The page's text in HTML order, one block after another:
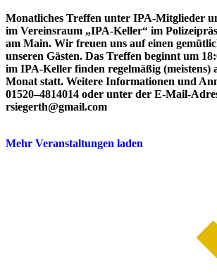
Monatliches Treffen unter IPA-Mitglieder
im Vereinsraum „IPA-Keller“ im
am Main. Wir freuen uns auf einen
unseren Gästen. Das Treffen beginnt um
im IPA-Keller finden regelmäßig (meistens)
Monat statt. Weitere Informationen und
01520–4814014 oder unter der E-Mail-
rsiegerth@gmail.com
Mehr Veranstaltungen laden